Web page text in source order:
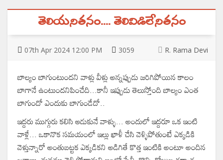
తెలియనితనం.... తెలివిడిలేనితనం
07th Apr 2024 12:00 PM 3059 R. Rama Devi
బాల్యం బాగుంటుందని వాళ్లు వీళ్లు అన్నప్పుడు జరిగిపోయిన కాలం
బాగానే ఉంటుందనిపించేది...కానీ ఇప్పుడు తెలుస్తోంది బాల్యం ఎంత
బాగుందో ఎందుకు బాగుండేదో..
ఇద్దరు ముగ్గురు కలిసి ఆడుకునే వాళ్ళు... అందులో ఇద్దరూ ఒక ఇంటి
వాళ్లే... ఒకానొక సమయంలో ఇల్లు ఖాళీ చేసి వెళ్ళిపోతుంటే ఎక్కడికి
వెళ్తున్నారో అంతుబట్టక ఎక్కడికని అడిగితే కొత్త ఇంటికి అంటూ అందిన